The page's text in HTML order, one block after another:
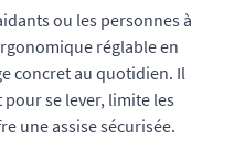
ou les personnes à
réglable en
concret au quotidien. Il
se lever, limite les
une assise sécurisée.